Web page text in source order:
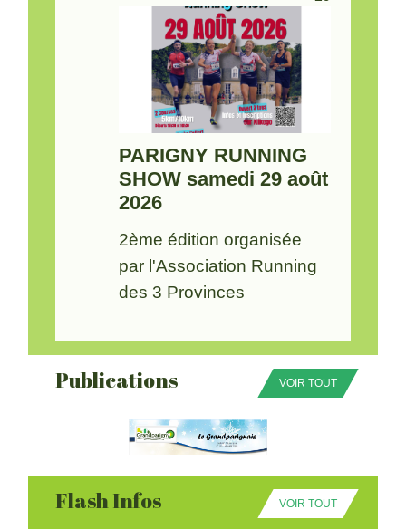
PARIGNY RUNNING
SHOW samedi 29 août
2026
2ème édition organisée
par l'Association Running
des 3 Provinces
Publications VOIR TOUT
Flash Infos VOIR TOUT